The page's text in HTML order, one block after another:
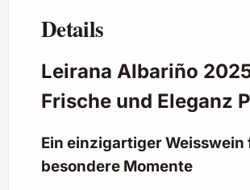
Details
Leirana Albariño
Frische und Eleganz
Ein einzigartiger Weisswein
besondere Momente